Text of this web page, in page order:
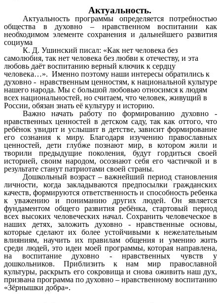
Актуальность.
Актуальность программы определяется потребностью
общества в духовно – нравственном воспитании как
необходимом элементе сохранения и дальнейшего развития
социума
К. Д. Ушинский писал: «Как нет человека без
самолюбия, так нет человека без любви к отечеству, и эта
любовь даёт воспитанию верный ключик к сердцу
человека…». Именно поэтому наши интересы обратились к
духовно - нравственным ценностям, к национальной культуре
нашего народа. Мы с большой любовью относимся к людям
всех национальностей, но считаем, что человек, живущий в
России, обязан знать её культуру и историю.
Важно начать работу по формированию духовно -
нравственных ценностей в детском саду, так как оттого, что
ребёнок увидит и услышит в детстве, зависит формирование
его сознания к миру. Благодаря изучению православных
ценностей, дети глубже познают мир, в котором жили и
творили предыдущие поколения, будут гордиться своей
историей, своим народом, осознают себя его частичкой и в
результате станут патриотами своей страны.
Дошкольный возраст – важнейший период становления
личности, когда закладываются предпосылки гражданских
качеств, формируются ответственность и способность ребенка
к уважению и пониманию других людей. Он является
фундаментом общего развития ребёнка, стартовый период
всех высоких человеческих начал. Сохранить человеческое в
наших детях, заложить духовно - нравственные основы,
которые сделают их более устойчивыми к нежелательным
влияниям, научить их правилам общения и умению жить
среди людей, это идеи моей программы, которая направлена,
на воспитание духовно - нравственных чувств у
дошкольников. Приблизить к нам мир православной
культуры, раскрыть его сокровища и снова оживить наш дух,
призвана программа по духовно – нравственному воспитанию
«Зёрнышки добра».